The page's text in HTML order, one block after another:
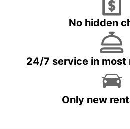
No hidden
24/7 service in
Only new